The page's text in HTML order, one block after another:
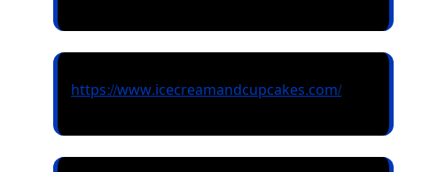
https://www.icecreamandcupcakes.com/